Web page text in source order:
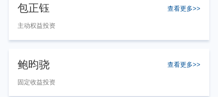
客服中心
English
包正钰 查看更多>>
主动权益投资
鲍昀骁 查看更多>>
固定收益投资